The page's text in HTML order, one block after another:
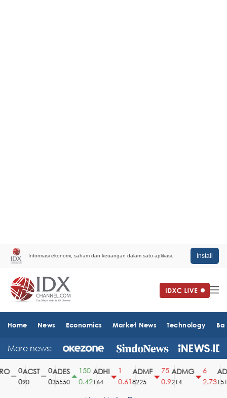
Informasi ekonomi, saham dan keuangan dalam satu aplikasi. Install
Home News Economics Market News Technology
More news:
ACST
90
ADES
35550
150
0.42
ADHI
164
0.61
ADMF
8225
75
0.9
ADMG
214
2.731510